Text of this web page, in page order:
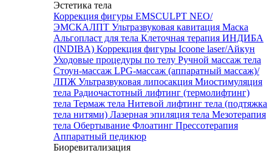
Эстетика тела
Коррекция фигуры EMSCULPT NEO/
ЭМСКАЛПТ Ультразвуковая кавитация Маска
Альгопласт для тела Клеточная терапия ИНДИБА
(INDIBA) Коррекция фигуры Icoone laser/Айкун
Уходовые процедуры по телу Ручной массаж тела
Стоун-массаж LPG-массаж (аппаратный массаж)/
ЛПЖ Ультразвуковая липосакция Миостимуляция
тела Радиочастотный лифтинг (термолифтинг)
тела Термаж тела Нитевой лифтинг тела (подтяжка
тела нитями) Лазерная эпиляция тела Мезотерапия
тела Обертывание Флоатинг Прессотерапия
Аппаратный педикюр
Биоревитализация